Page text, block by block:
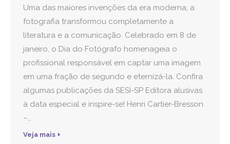
Uma das maiores invenções da era moderna, a
fotografia transformou completamente a
literatura e a comunicação. Celebrado em 8 de
janeiro, o Dia do Fotógrafo homenageia o
profissional responsável em captar uma imagem
em uma fração de segundo e eternizá-la. Confira
algumas publicações da SESI-SP Editora alusivas
à data especial e inspire-se! Henri Cartier-Bresson
–…
Veja mais